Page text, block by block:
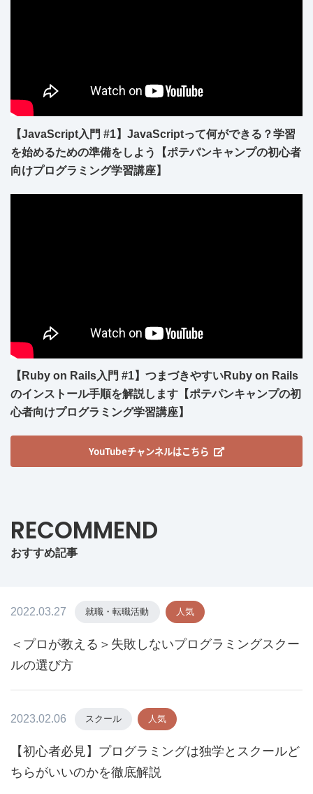
【JavaScript入門 #1】JavaScriptって何ができる？学習
を始めるための準備をしよう【ポテパンキャンプの初心者
向けプログラミング学習講座】
【Ruby on Rails入門 #1】つまづきやすいRuby on Rails
のインストール手順を解説します【ポテパンキャンプの初
心者向けプログラミング学習講座】
YouTubeチャンネルはこちら
RECOMMEND
おすすめ記事
2022.03.27 就職・転職活動 人気
＜プロが教える＞失敗しないプログラミングスクー
ルの選び方
2023.02.06 スクール 人気
【初心者必見】プログラミングは独学とスクールど
ちらがいいのかを徹底解説